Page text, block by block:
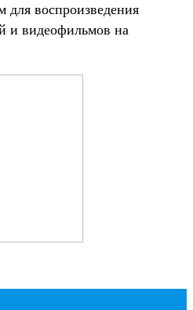
для воспроизведения
и видеофильмов на